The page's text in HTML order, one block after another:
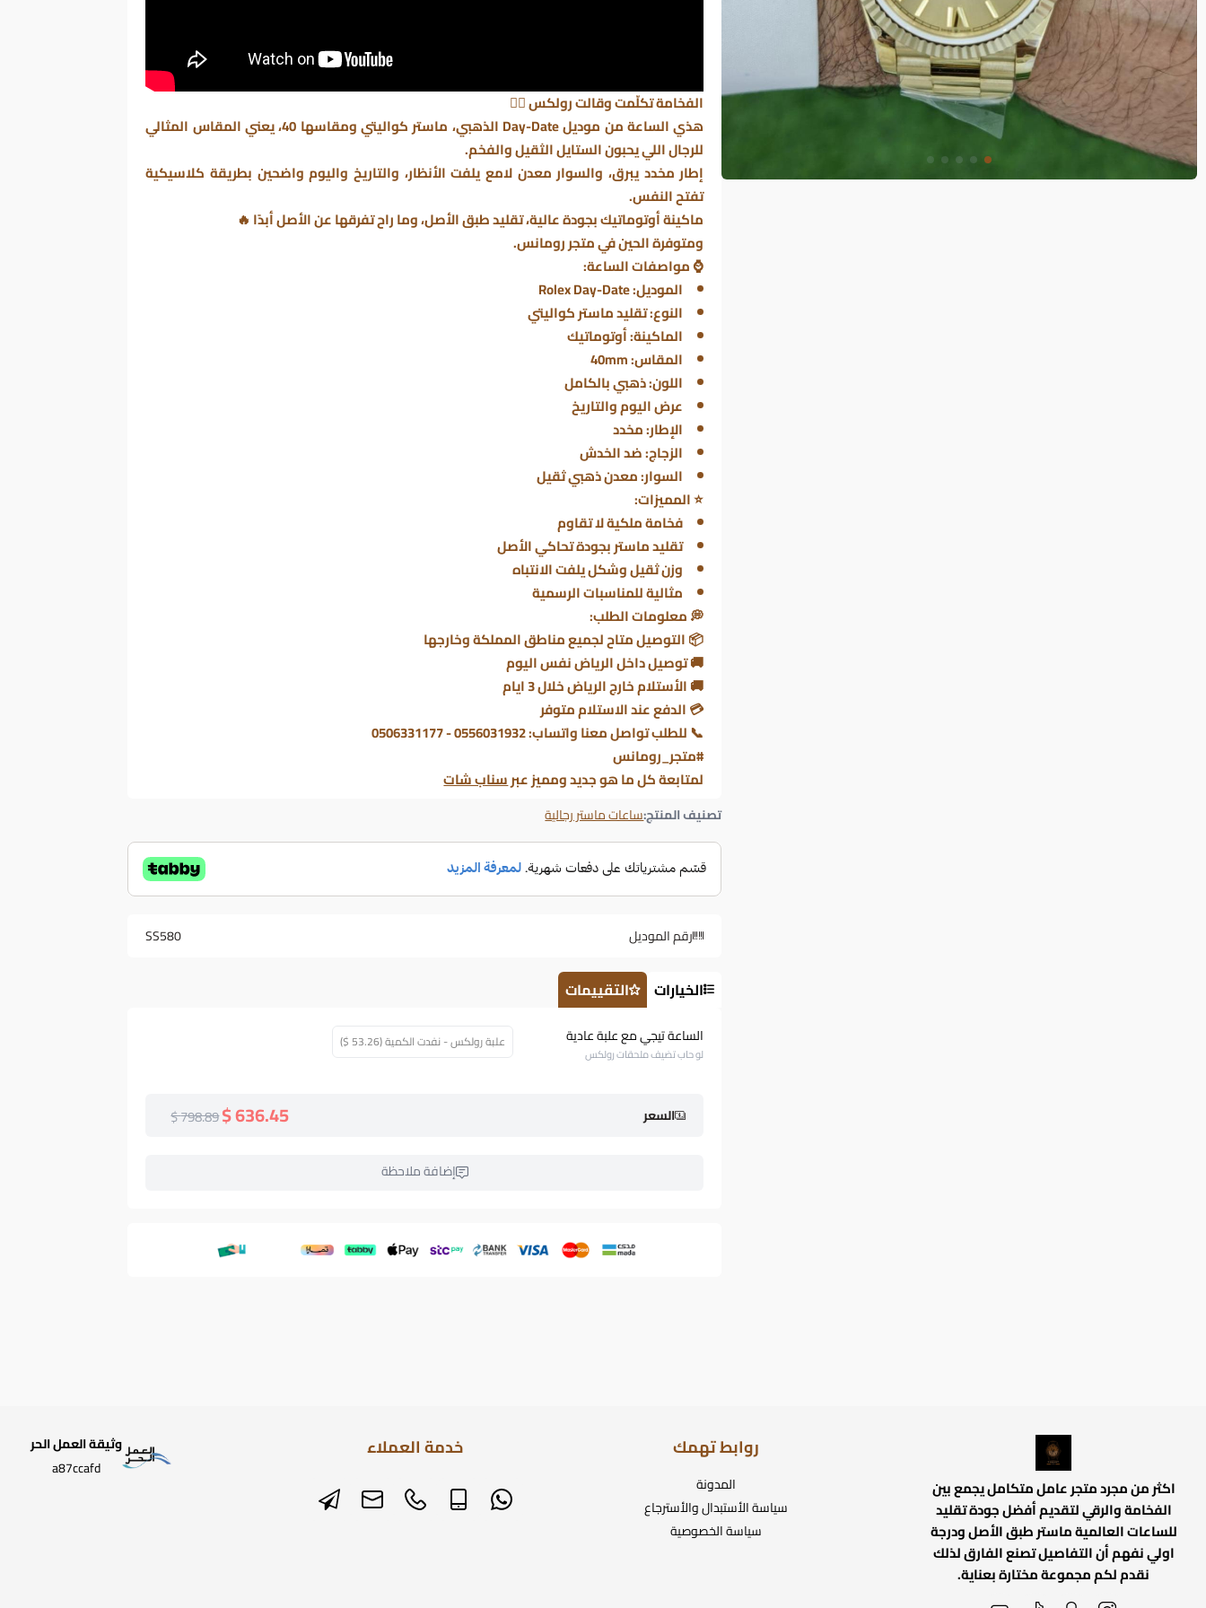
الفخامة تكلّمت وقالت رولكس 😮‍💨
هذي الساعة من موديلDay-Date
الذهبي، ماستر كواليتي ومقاسها 40، يعني المقاس المثالي
للرجال اللي يحبون الستايل الثقيل والفخم.
إطار مخدد يبرق، والسوار معدن لامع يلفت الأنظار، والتاريخ واليوم واضحين بطريقة كلاسيكية
تفتح النفس.
ماكينة أوتوماتيك بجودة عالية، تقليد طبق الأصل، وما راح تفرقها عن الأصل أبدًا 🔥
ومتوفرة الحين فيمتجر رومانس.
⌚ مواصفات الساعة:
الموديل: Rolex Day-Date
النوع: تقليد ماستر كواليتي
الماكينة: أوتوماتيك
المقاس: 40mm
اللون: ذهبي بالكامل
عرض اليوم والتاريخ
الإطار: مخدد
الزجاج: ضد الخدش
السوار: معدن ذهبي ثقيل
⭐المميزات:
فخامة ملكية لا تقاوم
تقليد ماستر بجودة تحاكي الأصل
وزن ثقيل وشكل يلفت الانتباه
مثالية للمناسبات الرسمية
💭 معلومات الطلب:
📦 التوصيل متاح لجميع مناطق المملكة وخارجها
🚚 توصيل داخل الرياض نفس اليوم
🚚 الأستلام خارج الرياض خلال 3 ايام
💳 الدفع عند الاستلام متوفر
📞 للطلب تواصل معنا واتساب: 0556031932 - 0506331177
#متجر_رومانس
لمتابعة كل ما هو جديد ومميز عبرسناب شات
تصنيف المنتج:ساعات ماستر رجالية
رقم الموديل SS580
الخيارات التقييمات
الساعة تيجي مع علبة عادية
لو حاب تضيف ملحقات رولكس
علبة رولكس - نفدت الكمية (53.26 $)
السعر 636.45 $
798.89 $
إضافة ملاحظة
اكثر من مجرد متجر عامل متكامل يجمع بين
الفخامة والرقي لتقديم أفضل جودة تقليد
للساعات العالمية ماستر طبق الأصل ودرجة
اولي نفهم أن التفاصيل تصنع الفارق لذلك
نقدم لكم مجموعة مختارة بعناية.
روابط تهمك
المدونة
سياسة الأستبدال والأسترجاع
سياسة الخصوصية
خدمة العملاء
وثيقة العمل الحر
a87ccafd